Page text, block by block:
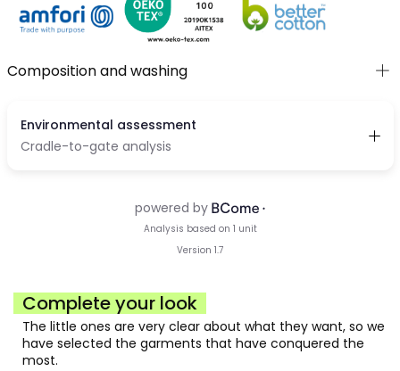
Composition and washing
Complete your look
The little ones are very clear about what they want, so we
have selected the garments that have conquered the
most.